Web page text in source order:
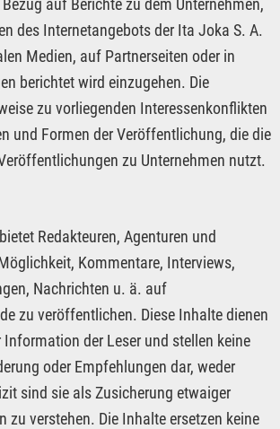
auf Berichte zu dem Unternehmen,
des Internetangebots der Ita Joka S. A.
Medien, auf Partnerseiten oder in
berichtet wird einzugehen. Die
zu vorliegenden Interessenkonflikten
und Formen der Veröffentlichung, die die
zu Unternehmen nutzt.
Redakteuren, Agenturen und
Kommentare, Interviews,
Nachrichten u. ä. auf
zu veröffentlichen. Diese Inhalte dienen
der Leser und stellen keine
oder Empfehlungen dar, weder
sind sie als Zusicherung etwaiger
zu verstehen. Die Inhalte ersetzen keine